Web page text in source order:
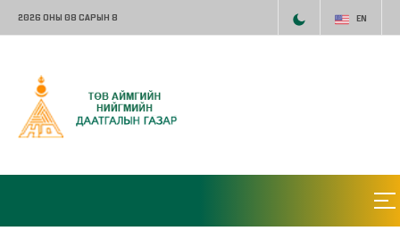
2026 ОНЫ 08 САРЫН 8 EN